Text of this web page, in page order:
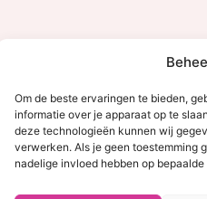
Om de beste ervaringen te bieden,
informatie over je apparaat op te
deze technologieën kunnen wij
verwerken. Als je geen toestemming
nadelige invloed hebben op